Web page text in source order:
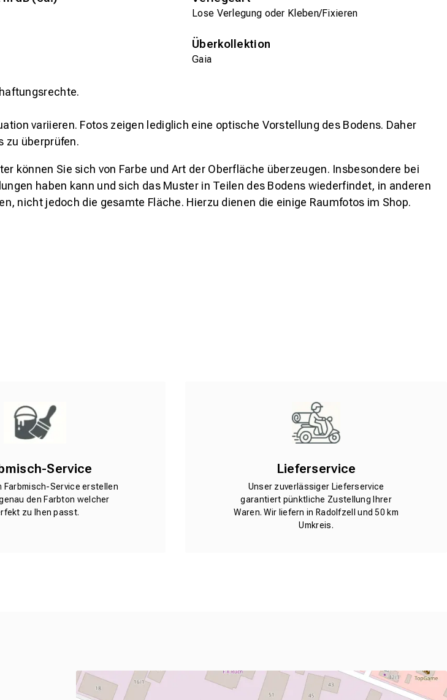
Lose Verlegung oder Kleben/Fixieren
Überkollektion
Gaia
variieren. Fotos zeigen lediglich eine optische Vorstellung des Bodens. Daher
zu überprüfen.
können Sie sich von Farbe und Art der Oberfläche überzeugen. Insbesondere bei
haben kann und sich das Muster in Teilen des Bodens wiederfindet, in anderen
nicht jedoch die gesamte Fläche. Hierzu dienen die einige Raumfotos im Shop.
Service
Farbmisch-Service erstellen
den Farbton welcher
zu Ihen passt.
Lieferservice
Unser zuverlässiger Lieferservice
garantiert pünktliche Zustellung Ihrer
Waren. Wir liefern in Radolfzell und 50 km
Umkreis.